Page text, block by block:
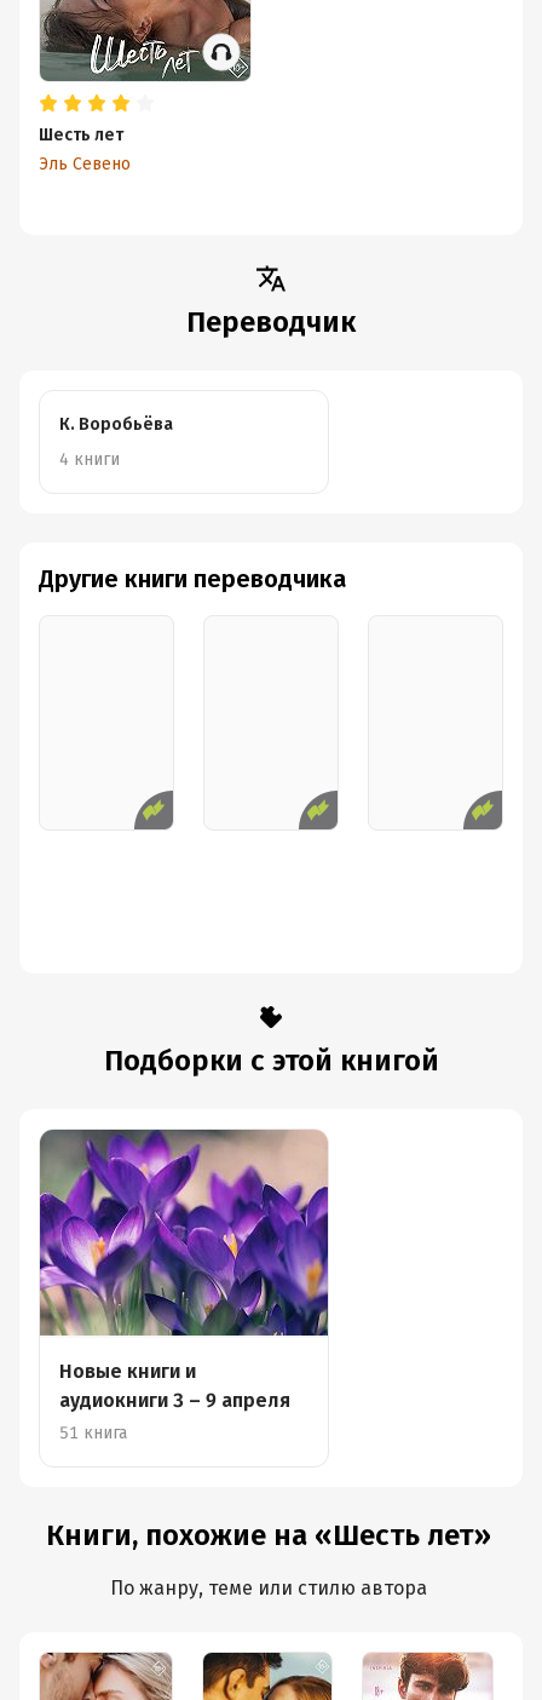
Шесть лет
Эль Севено
Переводчик
К. Воробьёва
4 книги
Другие книги переводчика
Подборки с этой книгой
Новые книги и
аудиокниги 3 – 9 апреля
51 книга
Книги, похожие на «Шесть лет»
По жанру, теме или стилю автора